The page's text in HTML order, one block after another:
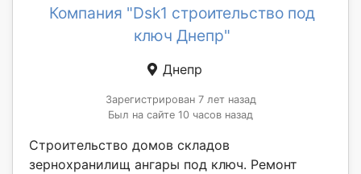
Компания "Dsk1 строительство под
ключ Днепр"
Днепр
Зарегистрирован 7 лет назад
Был на сайте 10 часов назад
Строительство домов складов
зернохранилищ ангары под ключ. Ремонт